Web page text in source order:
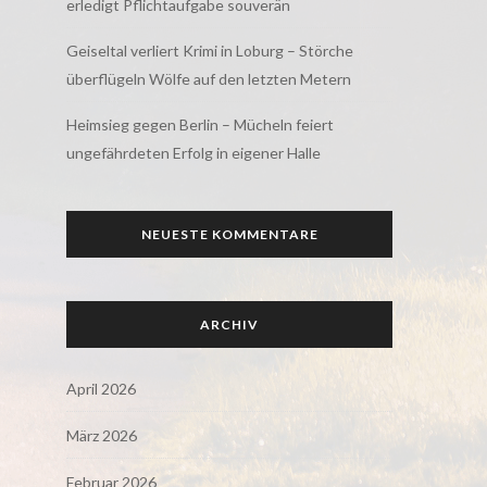
erledigt Pflichtaufgabe souverän
Geiseltal verliert Krimi in Loburg – Störche
überflügeln Wölfe auf den letzten Metern
Heimsieg gegen Berlin – Mücheln feiert
ungefährdeten Erfolg in eigener Halle
NEUESTE KOMMENTARE
ARCHIV
April 2026
März 2026
Februar 2026